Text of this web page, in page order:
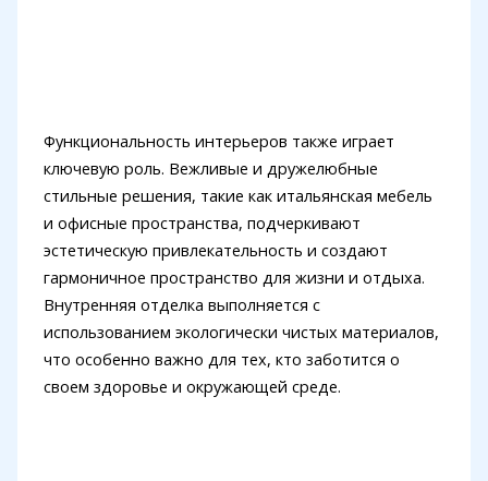
Функциональность интерьеров также играет
ключевую роль. Вежливые и дружелюбные
стильные решения, такие как итальянская мебель
и офисные пространства, подчеркивают
эстетическую привлекательность и создают
гармоничное пространство для жизни и отдыха.
Внутренняя отделка выполняется с
использованием экологически чистых материалов,
что особенно важно для тех, кто заботится о
своем здоровье и окружающей среде.